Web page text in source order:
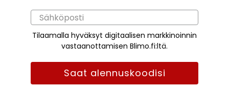
Tilaamalla hyväksyt digitaalisen markkinoinnin
vastaanottamisen Blimo.fi:ltä.
Saat alennuskoodisi